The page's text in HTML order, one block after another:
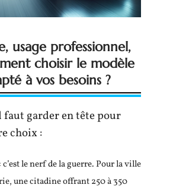
usage professionnel,
choisir le modèle
à vos besoins ?
faut garder en tête pour
choix :
: c’est le nerf de la guerre. Pour la ville
une citadine offrant 250 à 350